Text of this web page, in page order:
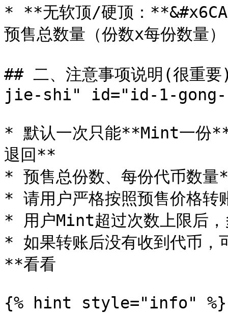
* **无软顶/硬顶：
预售总数量（份数x每份数量）
## 二、注意事项说明(很
jie-shi" id="id-1-gong-
* 默认一次只能**Mint一份
退回**
* 预售总份数、每份代币数
* 请用户严格按照预售价格
* 用户Mint超过次数上限后
* 如果转账后没有收到代币，
**看看
{% hint style="info" %}